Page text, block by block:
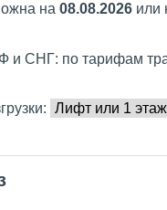
на 08.08.2026 или
и СНГ: по тарифам